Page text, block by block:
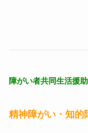
障がい者共同生活援
精神障がい・知的